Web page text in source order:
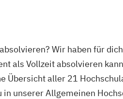
Wir haben für
als Vollzeit absolvieren
Übersicht aller 21
unserer Allgemeinen